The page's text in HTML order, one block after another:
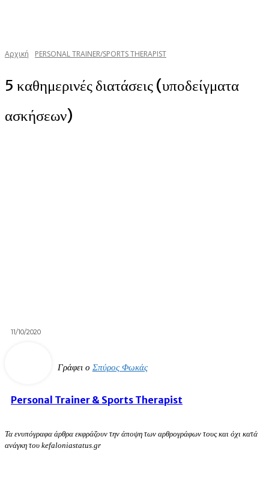
Αρχική PERSONAL TRAINER/SPORTS THERAPIST
5 καθημερινές διατάσεις (υποδείγματα
ασκήσεων)
11/10/2020
Γράφει ο Σπύρος Φωκάς
Personal Trainer & Sports Therapist
Τα ενυπόγραφα άρθρα εκφράζουν την άποψη των αρθρογράφων τους και όχι κατά
ανάγκη του kefaloniastatus.gr